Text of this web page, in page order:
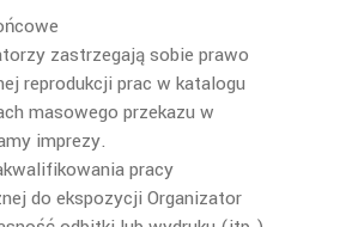
zastrzegają sobie prawo
reprodukcji prac w katalogu
masowego przekazu w
imprezy.
pracy
do ekspozycji Organizator